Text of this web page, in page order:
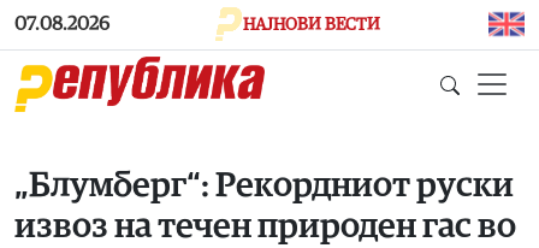
Skip to main content
07.08.2026 НАЈНОВИ ВЕСТИ
„Блумберг“: Рекордниот руски
извоз на течен природен гас во